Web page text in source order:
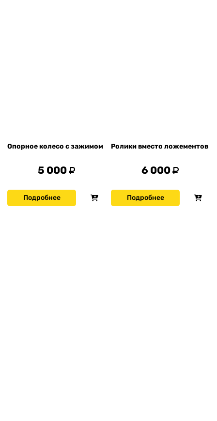
Опорное колесо с зажимом
5 000
Подробнее
Ролики вместо ложементов
6 000
Подробнее